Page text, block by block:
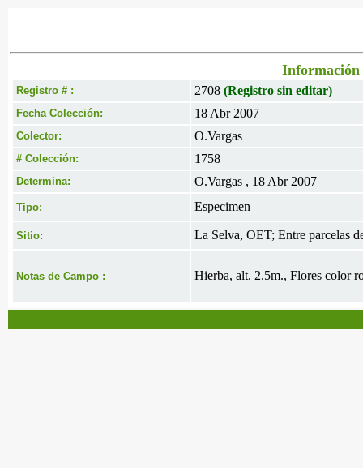
Información
Registro # : 2708 (Registro sin editar)
Fecha Colección: 18 Abr 2007
Colector: O.Vargas
# Colección: 1758
Determina: O.Vargas , 18 Abr 2007
Tipo: Especimen
Sitio: La Selva, OET; Entre parcelas
Notas de Campo : Hierba, alt. 2.5m., Flores color